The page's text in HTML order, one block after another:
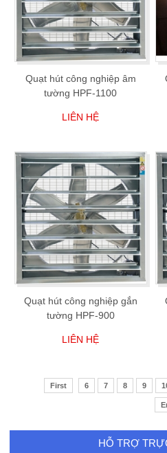
Quạt hút công nghiệp âm
tường HPF-1100
LIÊN HỆ
Quạt hút công nghiệp gắn
tường HPF-900
LIÊN HỆ
First 6 7 8 9
HỖ TRỢ